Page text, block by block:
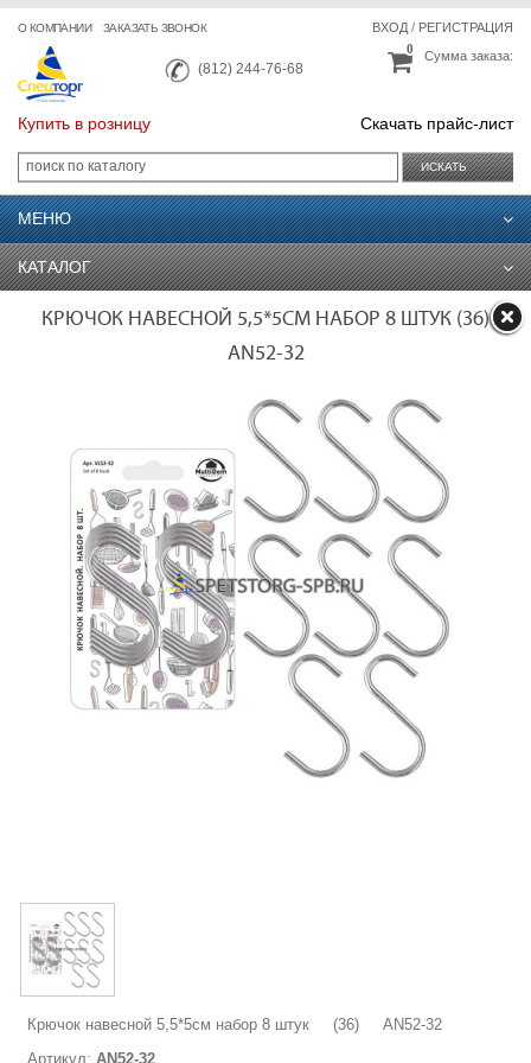
О КОМПАНИИ ЗАКАЗАТЬ ЗВОНОК
(812) 244-76-68
ВХОД/ РЕГИСТРАЦИЯ
Сумма заказа:
0
Купить в розницу Скачать прайс-лист
ИСКАТЬ
МЕНЮ
КАТАЛОГ
КРЮЧОК НАВЕСНОЙ 5,5*5СМ НАБОР 8 ШТУК (36)
AN52-32
Крючок навесной 5,5*5см набор 8 штук (36) AN52-32
Артикул:AN52-32